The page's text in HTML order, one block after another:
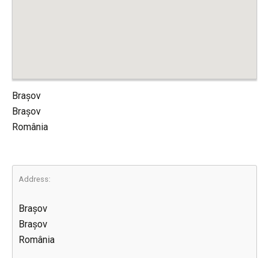
Brașov
Brașov
România
Address:
Brașov
Brașov
România